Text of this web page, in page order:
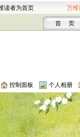
读者为首页 万维
首 页
控制面板 个人相册